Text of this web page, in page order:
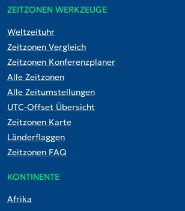
ZEITZONEN WERKZEUGE
Weltzeituhr
Zeitzonen Vergleich
Zeitzonen Konferenzplaner
Alle Zeitzonen
Alle Zeitumstellungen
UTC-Offset Übersicht
Zeitzonen Karte
Länderflaggen
Zeitzonen FAQ
KONTINENTE
Afrika